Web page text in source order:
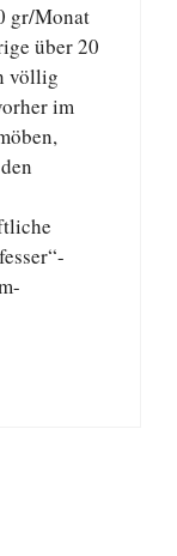
gr/Monat
über 20
völlig
im